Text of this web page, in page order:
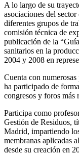
A lo largo de su
asociaciones del
diferentes grupos de
comisión técnica de
publicación de la
sanitarios en la
2004 y 2008 en
Cuenta con
ha participado de
congresos y foros más
Participa como
Gestión de Residuos,
Madrid, impartiendo
membranas aplicadas
desde su creación en